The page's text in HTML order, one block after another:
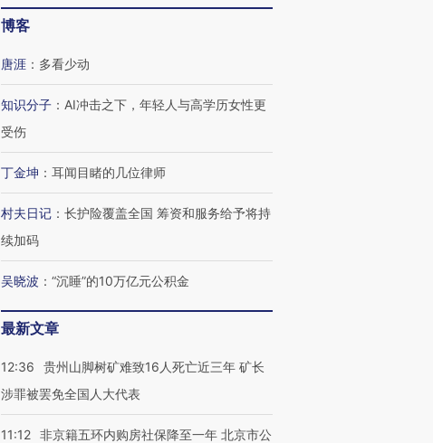
博客
唐涯 ： 多看少动
知识分子 ： AI冲击之下，年轻人与高学历女性更
受伤
丁金坤 ： 耳闻目睹的几位律师
村夫日记 ： 长护险覆盖全国 筹资和服务给予将持
续加码
吴晓波 ： “沉睡”的10万亿元公积金
最新文章
12:36
贵州山脚树矿难致16人死亡近三年 矿长
涉罪被罢免全国人大代表
11:12 非京籍五环内购房社保降至一年 北京市公